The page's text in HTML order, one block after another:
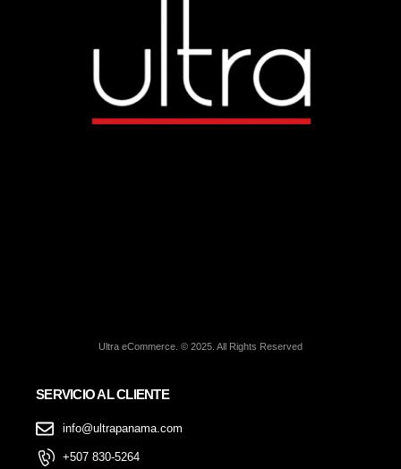
Ultra eCommerce. © 2025. All Rights Reserved
SERVICIO AL CLIENTE
info@ultrapanama.com
+507 830-5264